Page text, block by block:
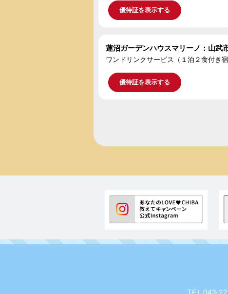
優待証を表示する
蓮沼ガーデンハウスマリーノ：山武
ワンドリンクサービス（１泊２食付き
優待証を表示する